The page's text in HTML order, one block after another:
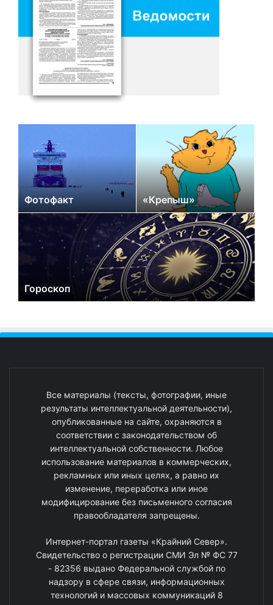
Фотофакт «Крепыш»
Гороскоп
Все материалы (тексты, фотографии, иные
результаты интеллектуальной деятельности),
опубликованные на сайте, охраняются в
соответствии с законодательством об
интеллектуальной собственности. Любое
использование материалов в коммерческих,
рекламных или иных целях, а равно их
изменение, переработка или иное
модифицирование без письменного согласия
правообладателя запрещены.
Интернет-портал газеты «Крайний Север».
Свидетельство о регистрации СМИ Эл № ФС 77
- 82356 выдано Федеральной службой по
надзору в сфере связи, информационных
технологий и массовых коммуникаций 8